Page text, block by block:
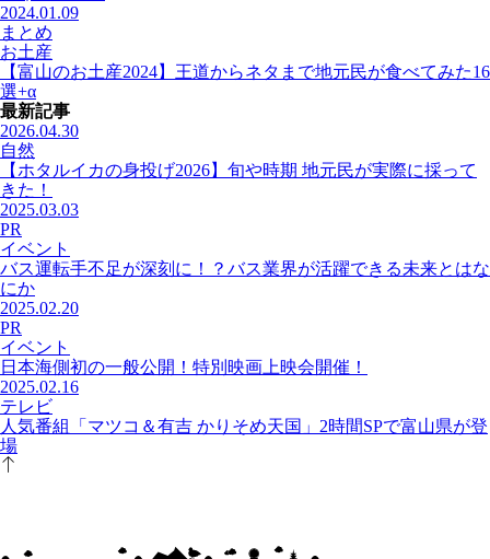
2024.01.09
まとめ
お土産
【富山のお土産2024】王道からネタまで地元民が食べてみた16
選+α
最新記事
2026.04.30
自然
【ホタルイカの身投げ2026】旬や時期 地元民が実際に採って
きた！
2025.03.03
PR
イベント
バス運転手不足が深刻に！？バス業界が活躍できる未来とはな
にか
2025.02.20
PR
イベント
日本海側初の一般公開！特別映画上映会開催！
2025.02.16
テレビ
人気番組「マツコ＆有吉 かりそめ天国」2時間SPで富山県が登
場